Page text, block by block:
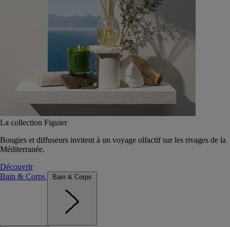
La collection Figuier
Bougies et diffuseurs invitent à un voyage olfactif sur les rivages de la
Méditerranée.
Découvrir
Bain & Corps
Bain & Corps